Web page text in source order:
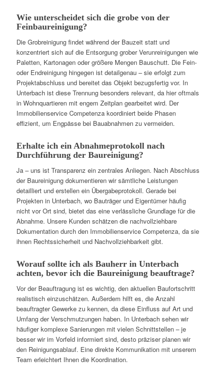
Wie unterscheidet sich die grobe von der
Feinbaureinigung?
Die Grobreinigung findet während der Bauzeit statt und
konzentriert sich auf die Entsorgung grober Verunreinigungen wie
Paletten, Kartonagen oder größere Mengen Bauschutt. Die Fein-
oder Endreinigung hingegen ist detailgenau – sie erfolgt zum
Projektabschluss und bereitet das Objekt bezugsfertig vor. In
Unterbach ist diese Trennung besonders relevant, da hier oftmals
in Wohnquartieren mit engem Zeitplan gearbeitet wird. Der
Immobilienservice Competenza koordiniert beide Phasen
effizient, um Engpässe bei Bauabnahmen zu vermeiden.
Erhalte ich ein Abnahmeprotokoll nach
Durchführung der Baureinigung?
Ja – uns ist Transparenz ein zentrales Anliegen. Nach Abschluss
der Baureinigung dokumentieren wir sämtliche Leistungen
detailliert und erstellen ein Übergabeprotokoll. Gerade bei
Projekten in Unterbach, wo Bauträger und Eigentümer häufig
nicht vor Ort sind, bietet das eine verlässliche Grundlage für die
Abnahme. Unsere Kunden schätzen die nachvollziehbare
Dokumentation durch den Immobilienservice Competenza, da sie
ihnen Rechtssicherheit und Nachvollziehbarkeit gibt.
Worauf sollte ich als Bauherr in Unterbach
achten, bevor ich die Baureinigung beauftrage?
Vor der Beauftragung ist es wichtig, den aktuellen Baufortschritt
realistisch einzuschätzen. Außerdem hilft es, die Anzahl
beauftragter Gewerke zu kennen, da diese Einfluss auf Art und
Umfang der Verschmutzungen haben. In Unterbach sehen wir
häufiger komplexe Sanierungen mit vielen Schnittstellen – je
besser wir im Vorfeld informiert sind, desto präziser planen wir
den Reinigungsablauf. Eine direkte Kommunikation mit unserem
Team erleichtert Ihnen die Koordination.